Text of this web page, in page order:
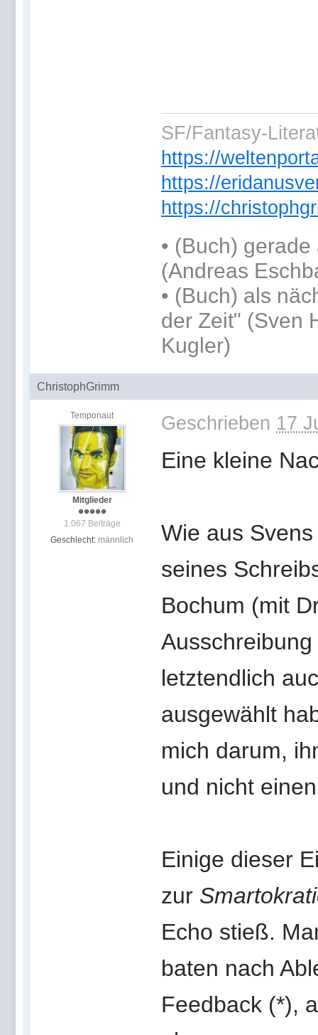
SF/Fantasy-
https://
https://
https://
• (Buch) gerade
(Andreas
• (Buch) als
der Zeit" (Sven
Kugler)
ChristophGrimm
Temponaut
Mitglieder
1.067 Beiträge
Geschlecht: männlich
Geschrieben 17
Eine kleine
Wie aus
seines
Bochum (mit
letztendlich
ausgewählt
mich darum,
und nicht
Einige dieser
zur
Echo stieß.
baten nach
Feedback (*),